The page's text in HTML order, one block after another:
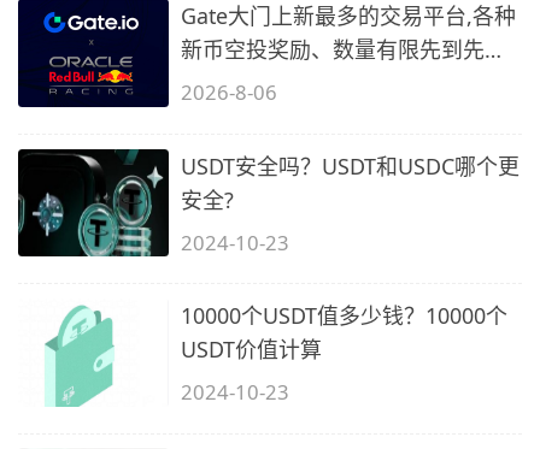
Gate大门上新最多的交易平台,各种
新币空投奖励、数量有限先到先
得…
2026-8-06
USDT安全吗？USDT和USDC哪个更
安全?
2024-10-23
10000个USDT值多少钱？10000个
USDT价值计算
2024-10-23